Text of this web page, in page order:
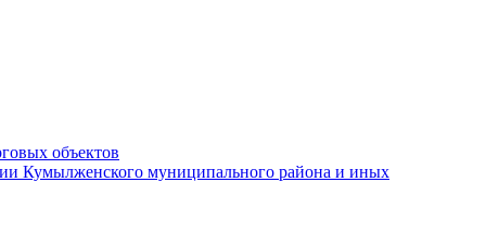
объектов
Кумылженского муниципального района и иных